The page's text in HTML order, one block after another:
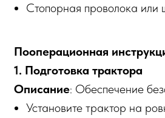
Стопорная проволока или
Пооперационная
1. Подготовка трактора
Описание: Обеспечение
Установите трактор на